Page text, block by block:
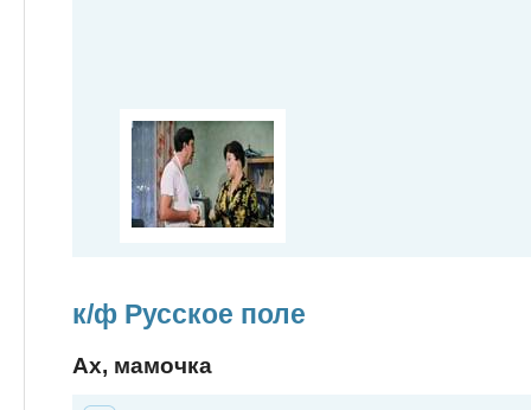
к/ф Русское поле
Ах, мамочка